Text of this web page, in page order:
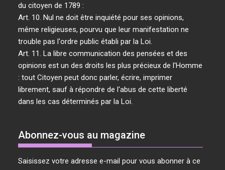
du citoyen de 1789 :
Art. 10. Nul ne doit être inquiété pour ses opinions,
même religieuses, pourvu que leur manifestation ne
trouble pas l'ordre public établi par la Loi.
Art. 11. La libre communication des pensées et des
opinions est un des droits les plus précieux de l'Homme
: tout Citoyen peut donc parler, écrire, imprimer
librement, sauf à répondre de l'abus de cette liberté
dans les cas déterminés par la Loi.
Abonnez-vous au magazine
Saisissez votre adresse e-mail pour vous abonner à ce